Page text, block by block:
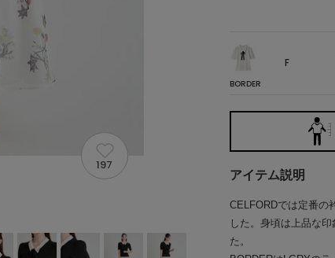
BORDER
F
アイテム説明
CELFORDでは定番の
した。身頃は上品な
た。
197